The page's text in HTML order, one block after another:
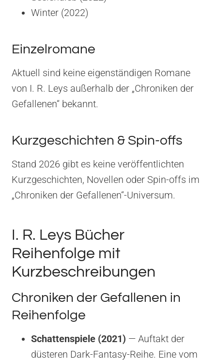
Winter (2022)
Einzelromane
Aktuell sind keine eigenständigen Romane
von I. R. Leys außerhalb der „Chroniken der
Gefallenen“ bekannt.
Kurzgeschichten & Spin-offs
Stand 2026 gibt es keine veröffentlichten
Kurzgeschichten, Novellen oder Spin-offs im
„Chroniken der Gefallenen“-Universum.
I. R. Leys Bücher
Reihenfolge mit
Kurzbeschreibungen
Chroniken der Gefallenen in
Reihenfolge
Schattenspiele (2021) — Auftakt der
düsteren Dark-Fantasy-Reihe. Eine vom